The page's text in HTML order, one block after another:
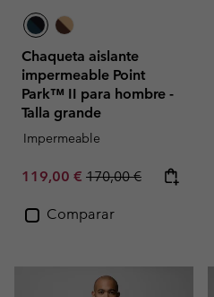
Chaqueta aislante
impermeable Point
Park™ II para hombre -
Talla grande
Impermeable
Sale price:
119,00 € Regular price:
170,00 €
Comparar